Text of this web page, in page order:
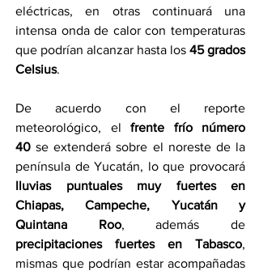
eléctricas, en otras continuará una
intensa onda de calor con temperaturas
que podrían alcanzar hasta los 45 grados
Celsius.
De acuerdo con el reporte
meteorológico, el frente frío número
40 se extenderá sobre el noreste de la
lluvias puntuales muy fuertes en
Chiapas, Campeche, Yucatán y
Quintana Roo
precipitaciones fuertes en Tabasco,
mismas que podrían estar acompañadas